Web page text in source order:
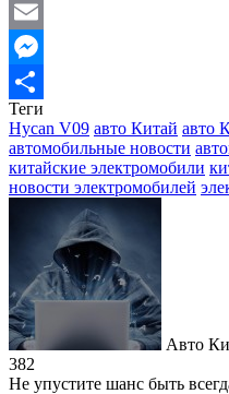
WhatsApp
Email
Messenger
Отправить
Теги
Hycan V09 авто Китай авто
автомобильные новости
китайские электромобили
новости электромобилей
Авто
382
Не упустите шанс быть